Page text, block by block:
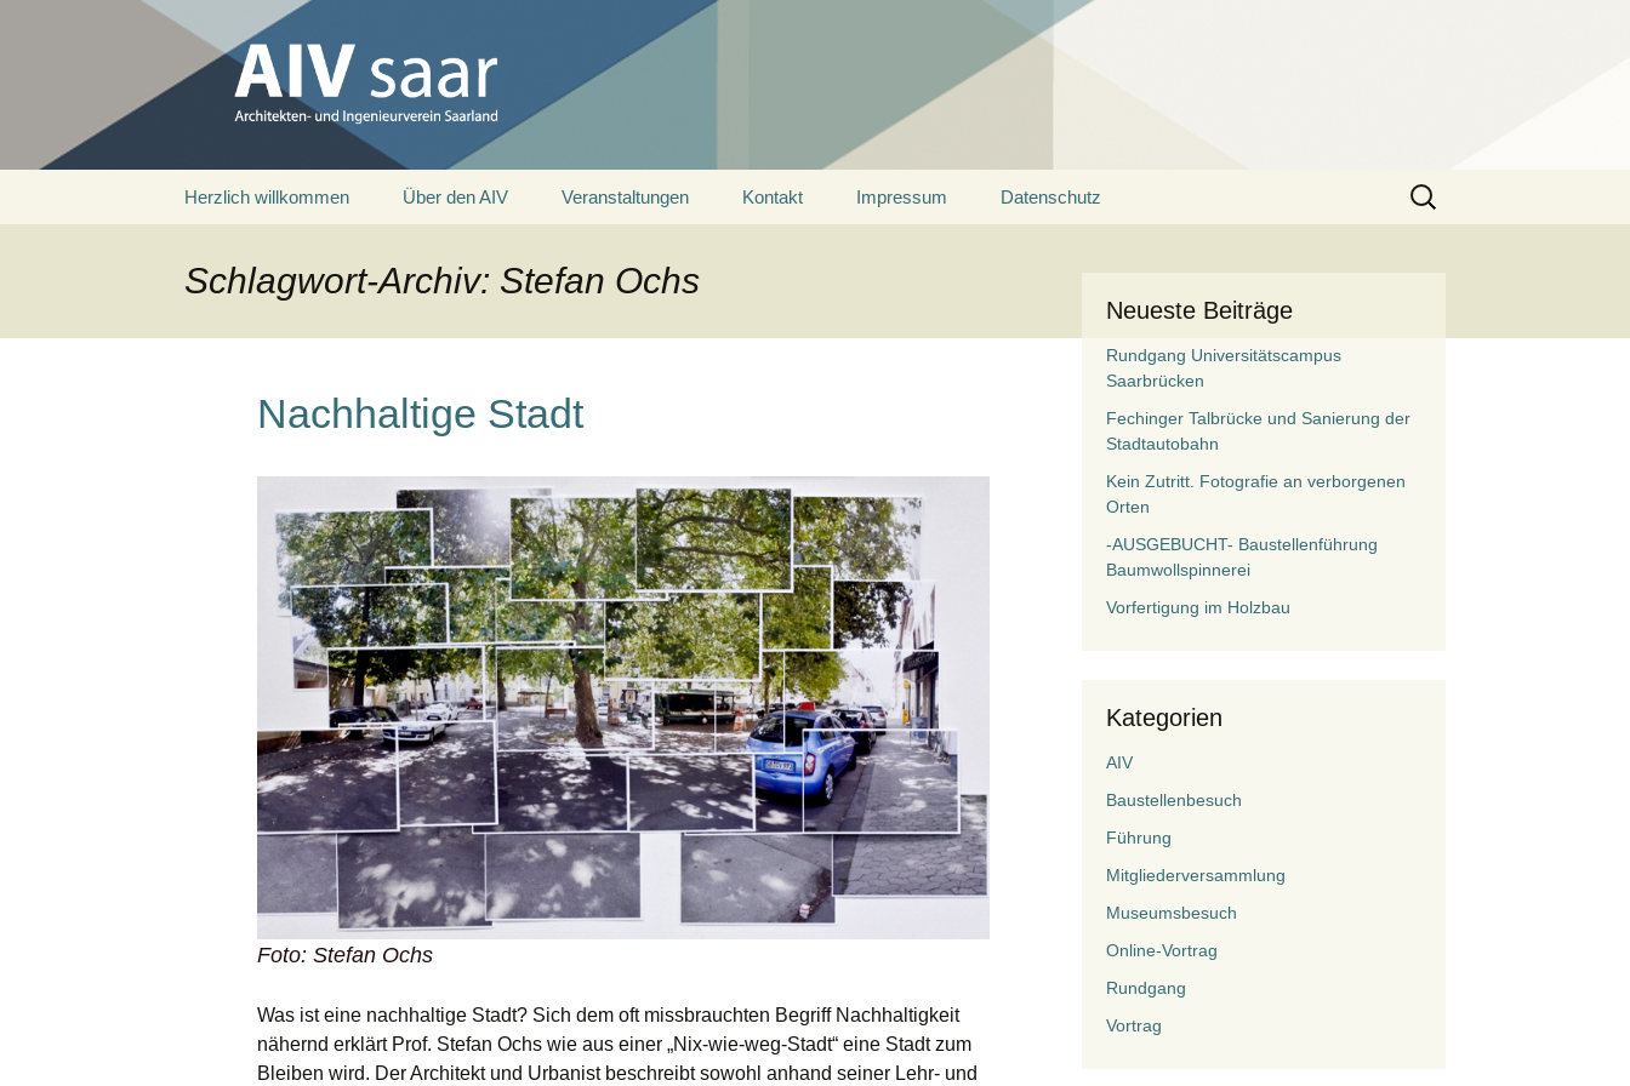
AIV saar
Architekten- und Ingenieurverein Saarland
Herzlich willkommen Über den AIV Veranstaltungen Kontakt Impressum Datenschutz
Suchen
nach:
Schlagwort-Archiv: Stefan Ochs
Nachhaltige Stadt
Foto: Stefan Ochs
Was ist eine nachhaltige Stadt? Sich dem oft missbrauchten Begriff Nachhaltigkeit
nähernd erklärt Prof. Stefan Ochs wie aus einer „Nix-wie-weg-Stadt“ eine Stadt zum
Bleiben wird. Der Architekt und Urbanist beschreibt sowohl anhand seiner Lehr- und
Neueste Beiträge
Rundgang Universitätscampus
Saarbrücken
Fechinger Talbrücke und Sanierung der
Stadtautobahn
Kein Zutritt. Fotografie an verborgenen
Orten
-AUSGEBUCHT- Baustellenführung
Baumwollspinnerei
Vorfertigung im Holzbau
Kategorien
AIV
Baustellenbesuch
Führung
Mitgliederversammlung
Museumsbesuch
Online-Vortrag
Rundgang
Vortrag